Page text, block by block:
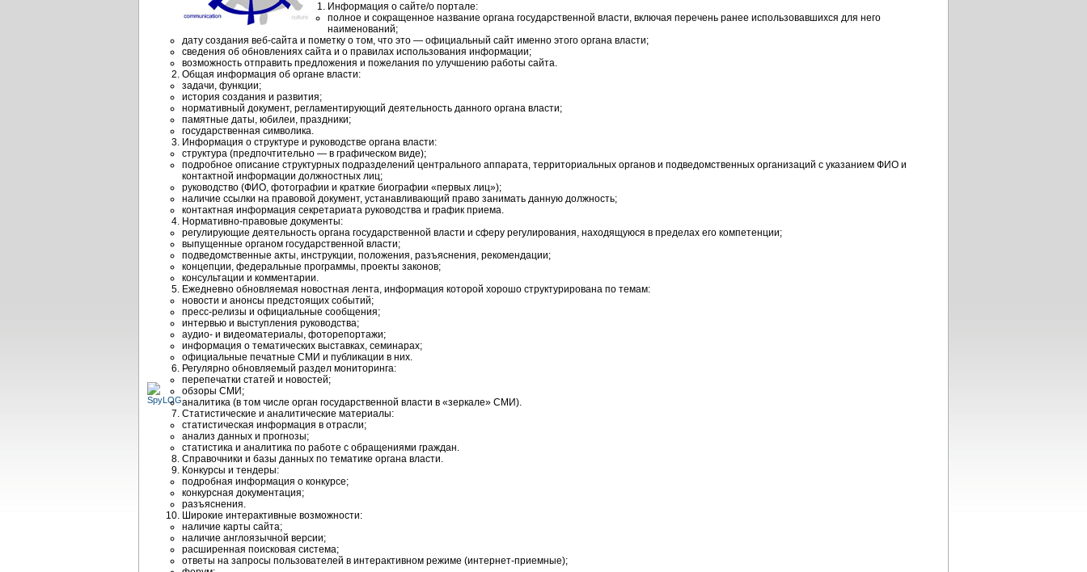
Информация о сайте/о портале:
полное и сокращенное название органа государственной власти, включая перечень ранее использовавшихся для него
наименований;
дату создания веб-сайта и пометку о том, что это — официальный сайт именно этого органа власти;
сведения об обновлениях сайта и о правилах использования информации;
возможность отправить предложения и пожелания по улучшению работы сайта.
Общая информация об органе власти:
задачи, функции;
история создания и развития;
нормативный документ, регламентирующий деятельность данного органа власти;
памятные даты, юбилеи, праздники;
государственная символика.
Информация о структуре и руководстве органа власти:
структура (предпочтительно — в графическом виде);
подробное описание структурных подразделений центрального аппарата, территориальных органов и подведомственных организаций с указанием ФИО и
контактной информации должностных лиц;
руководство (ФИО, фотографии и краткие биографии «первых лиц»);
наличие ссылки на правовой документ, устанавливающий право занимать данную должность;
контактная информация секретариата руководства и график приема.
Нормативно-правовые документы:
регулирующие деятельность органа государственной власти и сферу регулирования, находящуюся в пределах его компетенции;
выпущенные органом государственной власти;
подведомственные акты, инструкции, положения, разъяснения, рекомендации;
концепции, федеральные программы, проекты законов;
консультации и комментарии.
Ежедневно обновляемая новостная лента, информация которой хорошо структурирована по темам:
новости и анонсы предстоящих событий;
пресс-релизы и официальные сообщения;
интервью и выступления руководства;
аудио- и видеоматериалы, фоторепортажи;
информация о тематических выставках, семинарах;
официальные печатные СМИ и публикации в них.
Регулярно обновляемый раздел мониторинга:
перепечатки статей и новостей;
обзоры СМИ;
аналитика (в том числе орган государственной власти в «зеркале» СМИ).
Статистические и аналитические материалы:
статистическая информация в отрасли;
анализ данных и прогнозы;
статистика и аналитика по работе с обращениями граждан.
Справочники и базы данных по тематике органа власти.
Конкурсы и тендеры:
подробная информация о конкурсе;
конкурсная документация;
разъяснения.
Широкие интерактивные возможности:
наличие карты сайта;
наличие англоязычной версии;
расширенная поисковая система;
ответы на запросы пользователей в интерактивном режиме (интернет-приемные);